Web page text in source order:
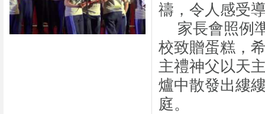
禱，令人感受
家長會照例
校致贈蛋糕，
主禮神父以天
爐中散發出縷
庭。